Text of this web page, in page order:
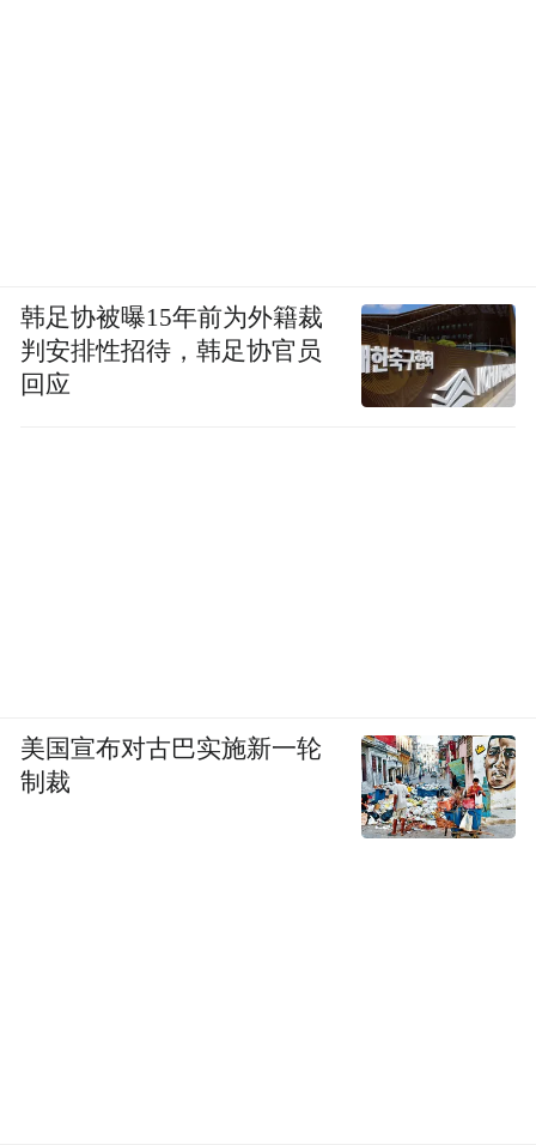
韩足协被曝15年前为外籍裁
判安排性招待，韩足协官员
回应
美国宣布对古巴实施新一轮
制裁